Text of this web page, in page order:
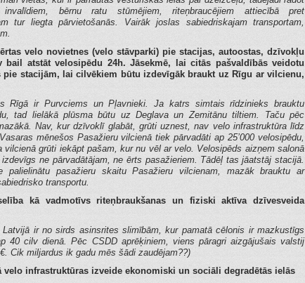
bērnu ratu stūmējiem, riteņbraucējiem attiecībā pret
tur liegta pārvietošanās. Vairāk joslas sabiedriskajam transportam,
velo novietnes (velo stāvparki) pie stacijas, autoostas, dzīvokļu
bail atstāt velosipēdu 24h. Jāsekmē, lai citās pašvaldībās veidotu
pie stacijām, lai cilvēkiem būtu izdevīgāk braukt uz Rīgu ar vilcienu,
Rīgā ir Purvciems un Pļavnieki. Ja katrs simtais rīdzinieks brauktu
tad lielākā plūsma būtu uz Deglava un Zemitānu tiltiem. Taču pēc
Nav, kur dzīvoklī glabāt, grūti uznest, nav velo infrastruktūra līdz
Vasaras mēnešos Pasažieru vilcienā tiek pārvadāti ap 25’000 velosipēdu,
grūti iekāpt pašam, kur nu vēl ar velo. Velosipēds aizņem salonā
ne pārvadātājam, ne ērts pasažieriem. Tādēļ tas jāatstāj stacijā.
palielinātu pasažieru skaitu Pasažieru vilcienam, mazāk brauktu ar
transportu.
kā vadmotīvs riteņbraukšanas un fiziski aktīva dzīvesveida
ir no sirds asinsrites slimībām, kur pamatā cēlonis ir mazkustīgs
40 cilv dienā. Pēc CSDD aprēķiniem, viens pāragri aizgājušais valstij
Cik miljardus ik gadu mēs šādi zaudējam??)
velo infrastruktūras izveide ekonomiski un sociāli degradētās ielās